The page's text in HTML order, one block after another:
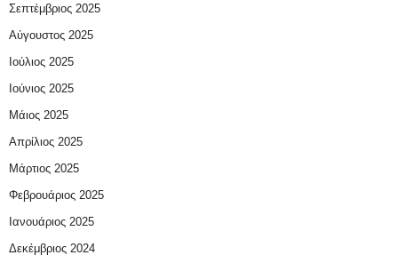
Σεπτέμβριος 2025
Αύγουστος 2025
Ιούλιος 2025
Ιούνιος 2025
Μάιος 2025
Απρίλιος 2025
Μάρτιος 2025
Φεβρουάριος 2025
Ιανουάριος 2025
Δεκέμβριος 2024